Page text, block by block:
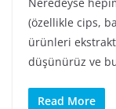
(özellikle cips,
ürünleri
düşünürüz ve
Read More